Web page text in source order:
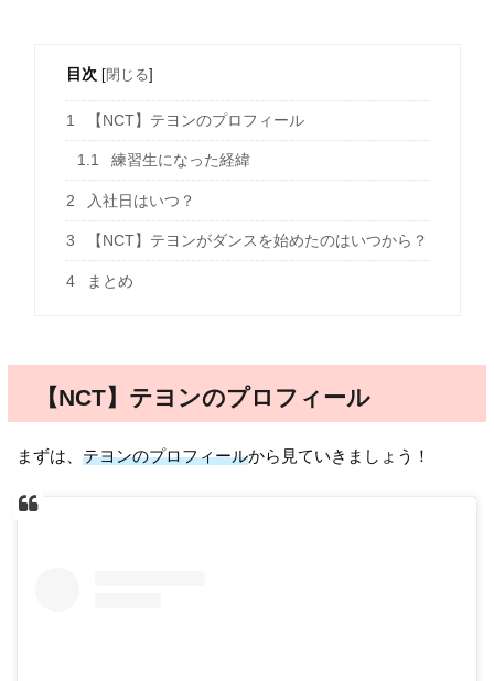
目次 [閉じる]
1 【NCT】テヨンのプロフィール
1.1 練習生になった経緯
2 入社日はいつ？
3 【NCT】テヨンがダンスを始めたのはいつから？
4 まとめ
【NCT】テヨンのプロフィール
まずは、テヨンのプロフィールから見ていきましょう！